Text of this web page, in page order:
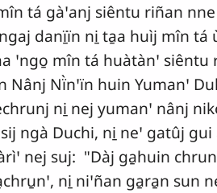
tá gàꞌanj siêntu riñan nne
danï̱ïn ni̱ ta̱a huìj mîn tá
ꞌngo̱ mîn tá huàtànꞌ
Nânj Nï̀nꞌïn huin Yumanꞌ
ni̱ nej yumanꞌ nânj
ngà Duchi, ni̱ neꞌ gatûj
nej suj: "Dàj ga̱huin
ni̱ niꞌñan ga̱ra̱n sun